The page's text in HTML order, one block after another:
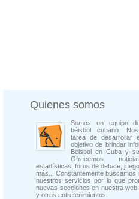
Quienes somos
Somos un equipo
béisbol cubano.
tarea de desarrollar
objetivo de brindar
Béisbol en Cuba y
Ofrecemos
estadísticas, foros de debate,
más... Constantemente buscamos
nuestros servicios por lo que
nuevas secciones en nuestra
y otros entretenimientos.